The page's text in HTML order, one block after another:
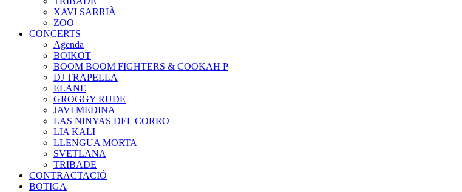
XAVI SARRIÀ
ZOO
CONCERTS
Agenda
BOIKOT
BOOM BOOM FIGHTERS & COOKAH P
DJ TRAPELLA
ELANE
GROGGY RUDE
JAVI MEDINA
LAS NINYAS DEL CORRO
LIA KALI
LLENGUA MORTA
SVETLANA
TRIBADE
CONTRACTACIÓ
BOTIGA